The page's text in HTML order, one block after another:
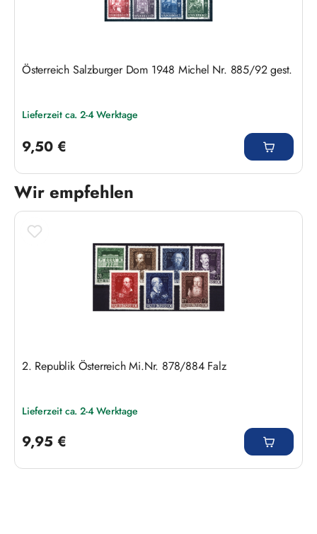
Österreich Salzburger Dom 1948 Michel Nr. 885/92 gest.
Lieferzeit ca. 2-4 Werktage
9,50 €
Wir empfehlen
Produktgalerie überspringen
2. Republik Österreich Mi.Nr. 878/884 Falz
Lieferzeit ca. 2-4 Werktage
9,95 €